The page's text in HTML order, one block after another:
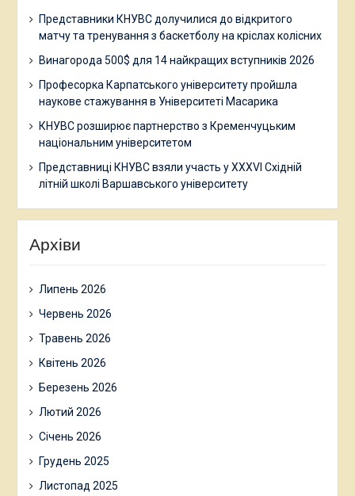
Представники КНУВС долучилися до відкритого
матчу та тренування з баскетболу на кріслах колісних
Винагорода 500$ для 14 найкращих вступників 2026
Професорка Карпатського університету пройшла
наукове стажування в Університеті Масарика
КНУВС розширює партнерство з Кременчуцьким
національним університетом
Представниці КНУВС взяли участь у XXXVI Східній
літній школі Варшавського університету
Архіви
Липень 2026
Червень 2026
Травень 2026
Квітень 2026
Березень 2026
Лютий 2026
Січень 2026
Грудень 2025
Листопад 2025